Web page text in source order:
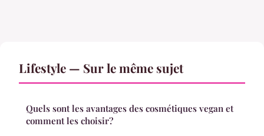
Lifestyle — Sur le même sujet
Quels sont les avantages des cosmétiques vegan et
comment les choisir?